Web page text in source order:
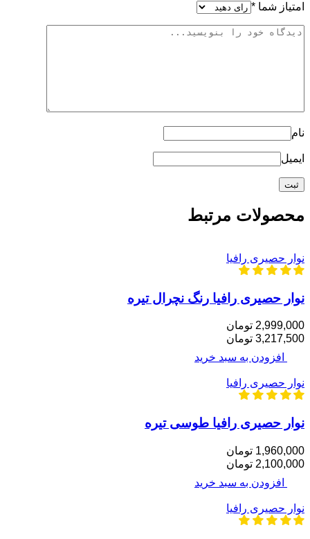
امتیاز شما *
نام
ایمیل
محصولات مرتبط
نوار حصیری رافیا
نوار حصیری رافیا رنگ نچرال تیره
2,999,000 تومان
3,217,500 تومان
افزودن به سبد خرید
نوار حصیری رافیا
نوار حصیری رافیا طوسی تیره
1,960,000 تومان
2,100,000 تومان
افزودن به سبد خرید
نوار حصیری رافیا